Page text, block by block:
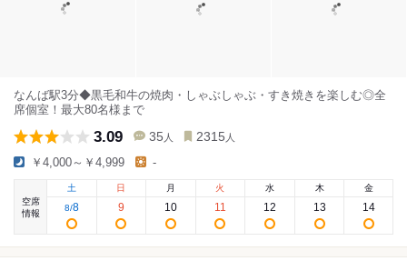
なんば駅3分◆黒毛和牛の焼肉・しゃぶしゃぶ・すき焼きを楽しむ◎全
席個室！最大80名様まで
3.09 35 人 2315 人
￥4,000～￥4,999 -
空席
情報
土
8/8
日
9
月
10
火
11
水
12
木
13
金
14